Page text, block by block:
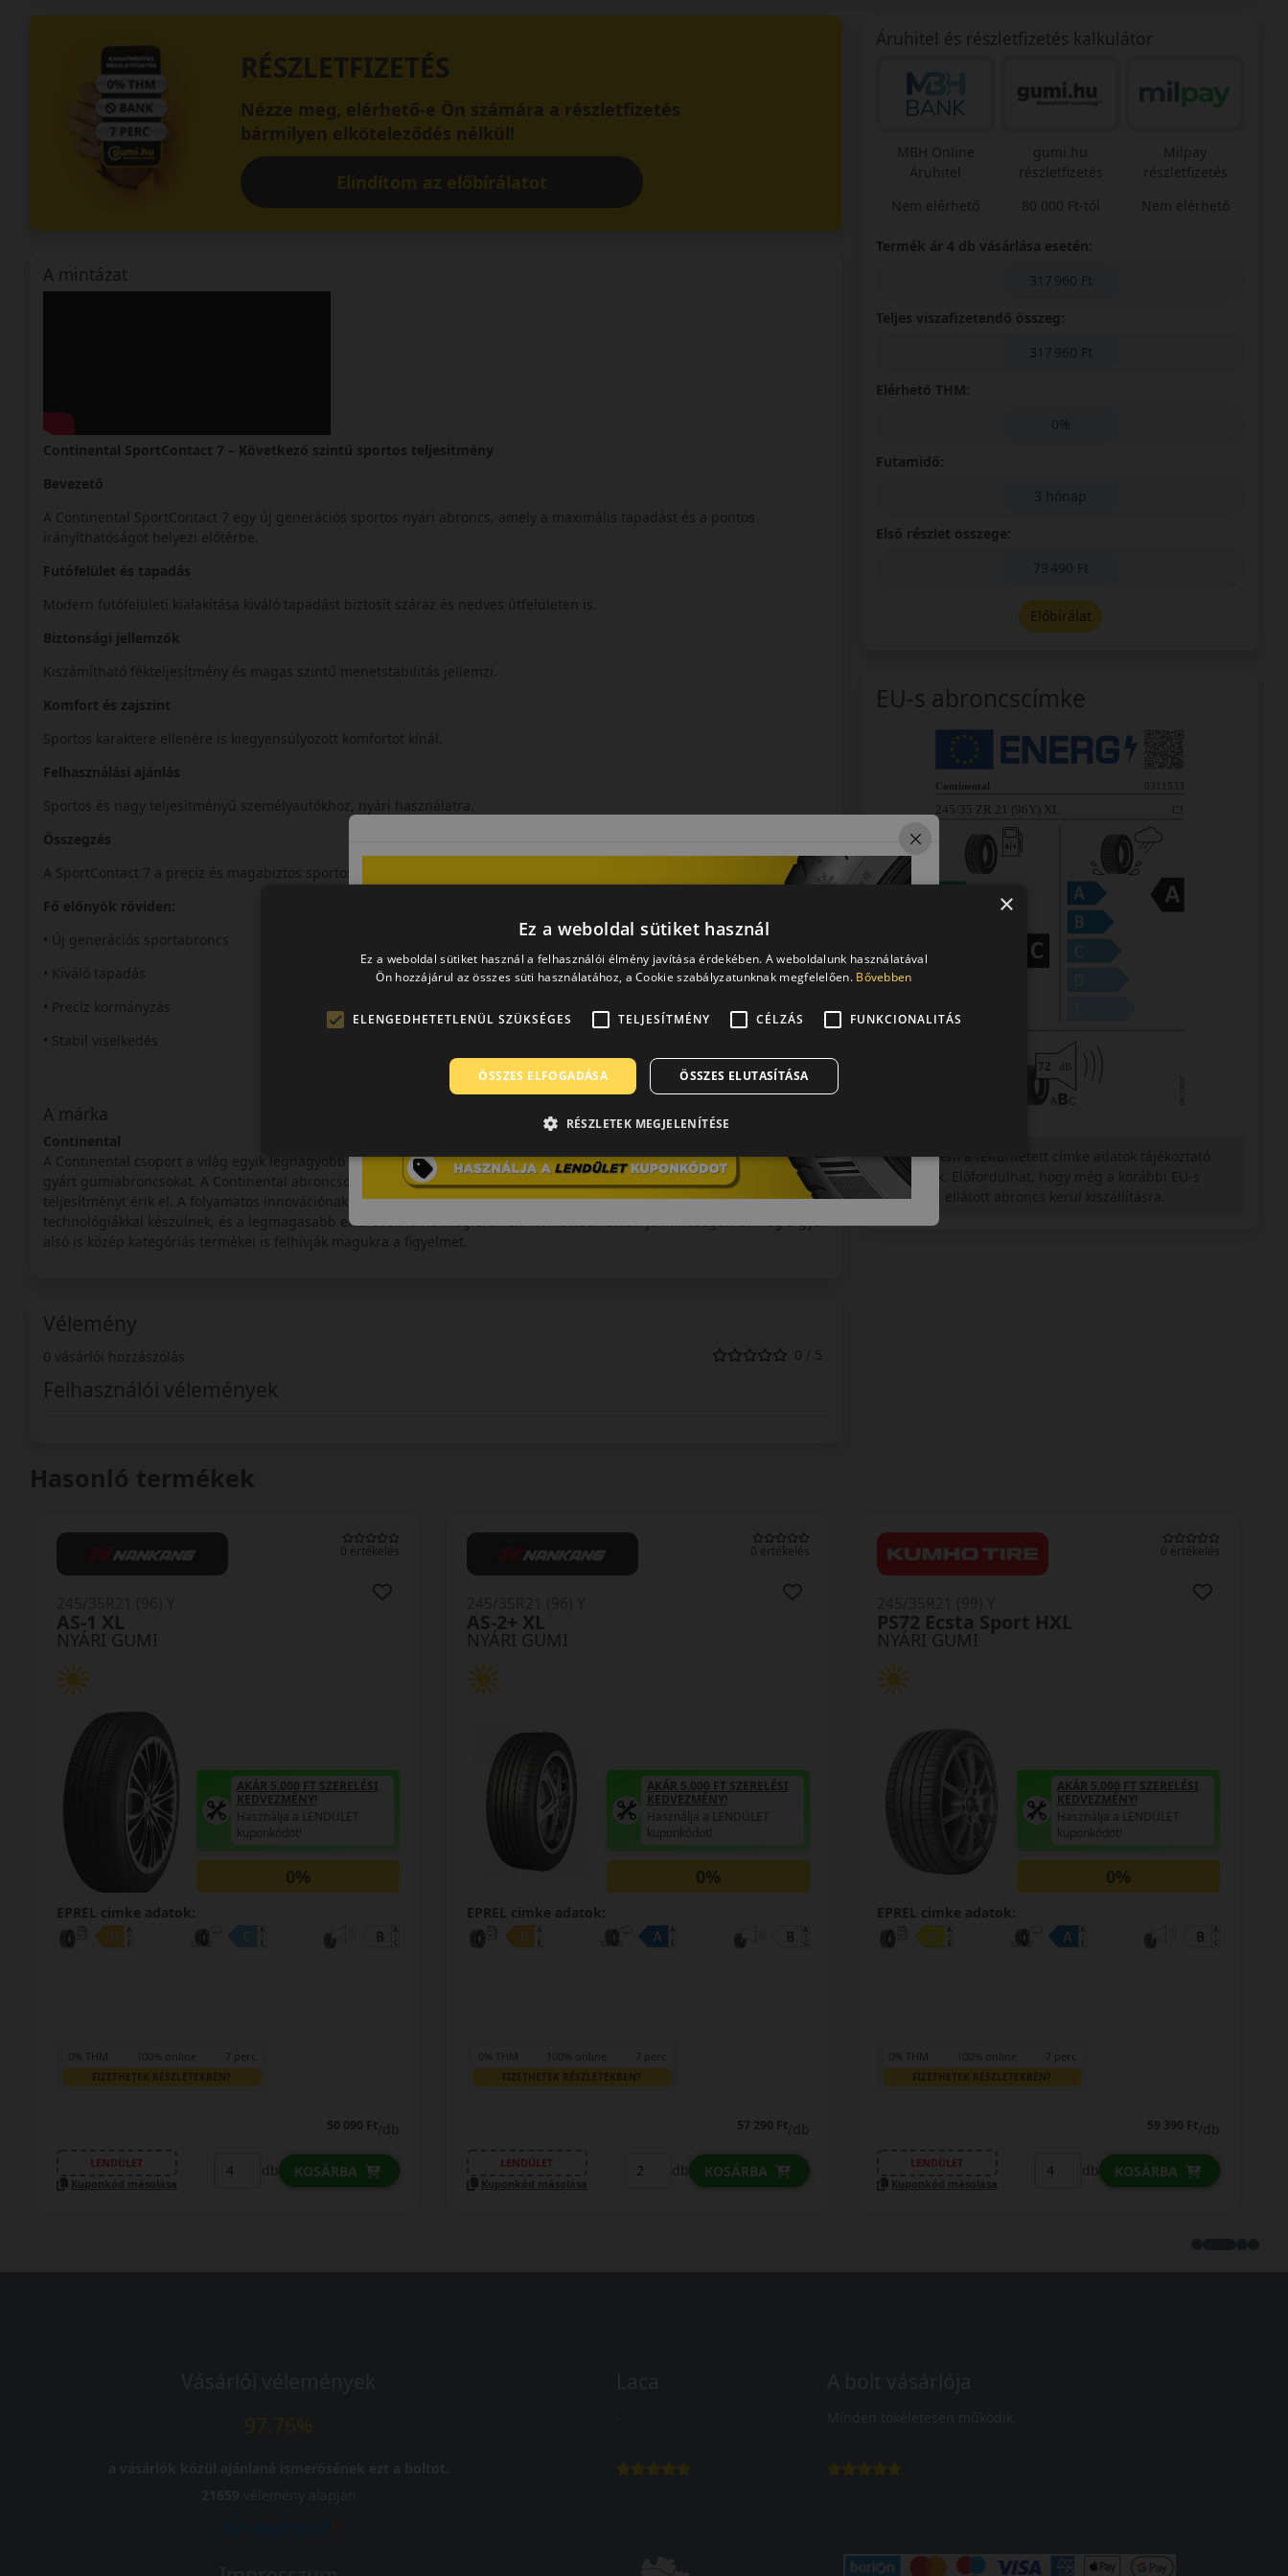
RÉSZLETFIZETÉS
Nézze meg, elérhető-e Ön számára a részletfizetés
bármilyen elköteleződés nélkül!
Elindítom az előbírálatot
A mintázat
Continental SportContact 7 – Következő szintű sportos teljesítmény
Bevezető
A Continental SportContact 7 egy új generációs sportos nyári abroncs, amely a maximális tapadást és a pontos
irányíthatóságot helyezi előtérbe.
Futófelület és tapadás
Modern futófelületi kialakítása kiváló tapadást biztosít száraz és nedves útfelületen is.
Biztonsági jellemzők
Kiszámítható fékteljesítmény és magas szintű menetstabilitás jellemzi.
Komfort és zajszint
Sportos karaktere ellenére is kiegyensúlyozott komfortot kínál.
Felhasználási ajánlás
Sportos és nagy teljesítményű személyautókhoz, nyári használatra.
Összegzés
A SportContact 7 a precíz és magabiztos sportos vezetéshez készült.
Fő előnyök röviden:
• Új generációs sportabroncs
• Kiváló tapadás
• Precíz kormányzás
• Stabil viselkedés
A márka
Continental
A Continental csoport a világ egyik legnagyobb autói-alkatrész gyártással foglalkozó vállalata. Közel másfél évszázada
gyárt gumiabroncsokat. A Continental abroncsok a prémium kategórián belül is az egyik legmagasabb minőséget és
teljesítményt érik el. A folyamatos innovációnak köszönhetően termékeik a legmodernebb összetevőkből a legkorszerűbb
technológiákkal készülnek, és a legmagasabb elvárásoknak is megfelelnek. Németesen stabil jó minőségükkel még a gyár
alsó is közép kategóriás termékei is felhívják magukra a figyelmet.
Vélemény
0 vásárlói hozzászólás 0 / 5
Felhasználói vélemények
Áruhitel és részletfizetés kalkulátor
MBH Online
Áruhitel
Nem elérhető
gumi.hu
részletfizetés
80 000 Ft-tól
Milpay
részletfizetés
Nem elérhető
Termék ár 4 db vásárlása esetén:
317 960 Ft
Teljes viszafizetendő összeg:
317 960 Ft
Elérhető THM:
0%
Futamidő:
3 hónap
Első részlet összege:
79 490 Ft
Előbírálat
EU-s abroncscímke
Figyelem a feltüntetett címke adatok tájékoztató
jellegűek. Előfordulhat, hogy még a korábbi EU-s
címkével ellátott abroncs kerül kiszállításra.
Hasonló termékek
0 értékelés
NYÁRI GUMI
Ultrac Vorti+ XL FSL
AKÁR 5.000 FT SZERELÉSI
KEDVEZMÉNY!
Használja a LENDÜLET
kuponkódot!
0%
EPREL cimke adatok:
0% THM 100% online 7 perc
FIZETHETEK RÉSZLETEKBEN?
68 690 Ft/db
LENDÜLET
Kuponkód másolása
db KOSÁRBA
0 értékelés
NYÁRI GUMI
Ultrac Pro XL FSL
Használja a LENDÜLET
kuponkódot!
0%
EPREL cimke adatok:
0% THM 100% online 7 perc
FIZETHETEK RÉSZLETEKBEN?
68 690 Ft/db
LENDÜLET
Kuponkód másolása
db KOSÁRBA
0 értékelés
NYÁRI GUMI
FK510 XL MFS
AKÁR 5.000 FT SZERELÉSI
KEDVEZMÉNY!
Használja a LENDÜLET
kuponkódot!
0%
EPREL cimke adatok:
0% THM 100% online 7 perc
FIZETHETEK RÉSZLETEKBEN?
76 590 Ft/db
LENDÜLET
Kuponkód másolása
db KOSÁRBA
×
Ez a weboldal sütiket használ
Ez a weboldal sütiket használ a felhasználói élmény javítása érdekében. A weboldalunk használatával
Ön hozzájárul az összes süti használatához, a Cookie szabályzatunknak megfelelően. Bővebben
ELENGEDHETETLENÜL SZÜKSÉGES TELJESÍTMÉNY CÉLZÁS FUNKCIONALITÁS
ÖSSZES ELFOGADÁSA ÖSSZES ELUTASÍTÁSA
RÉSZLETEK MEGJELENÍTÉSE